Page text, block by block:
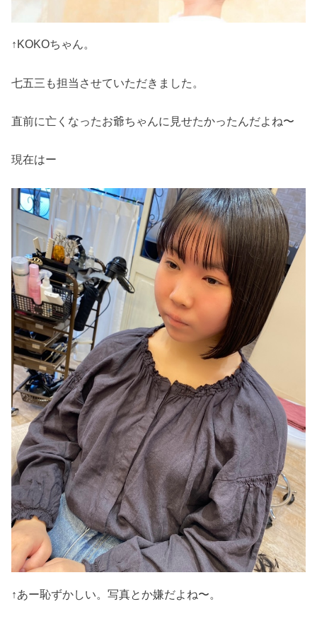
↑KOKOちゃん。
七五三も担当させていただきました。
直前に亡くなったお爺ちゃんに見せたかったんだよね〜
現在はー
↑あー恥ずかしい。写真とか嫌だよね〜。